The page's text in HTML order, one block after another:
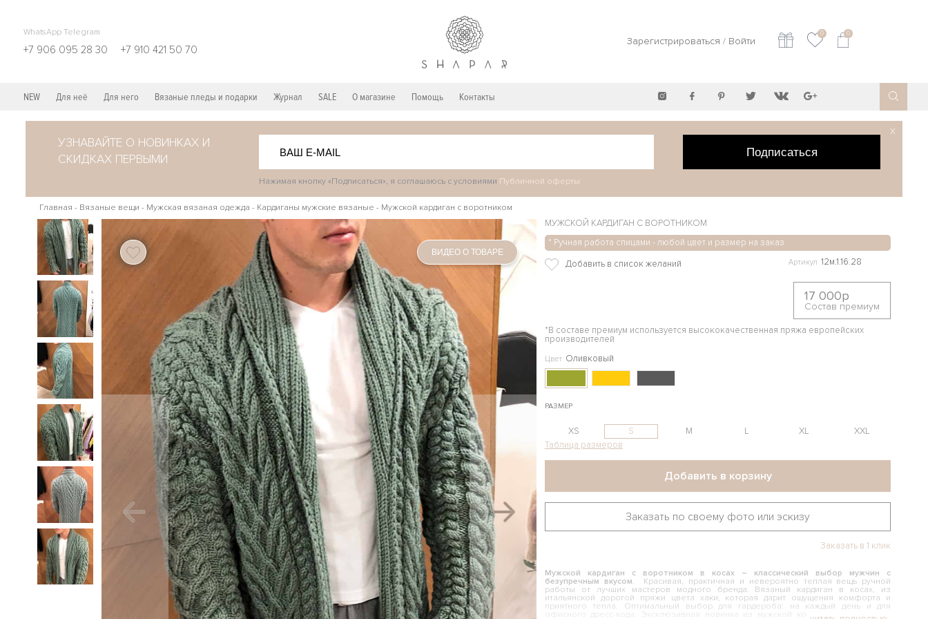
WhatsApp Telegram
+7 906 095 28 30 +7 910 421 50 70
Зарегистрироваться / Войти
0 0
NEW Для неё Для него Вязаные пледы и подарки Журнал SALE О магазине Помощь Контакты
УЗНАВАЙТЕ О НОВИНКАХ И
СКИДКАХ ПЕРВЫМИ
Подписаться
X
Нажимая кнопку «Подписаться», я соглашаюсь с условиями Публичной оферты
Главная - Вязаные вещи - Мужская вязаная одежда - Кардиганы мужские вязаные - Мужской кардиган с воротником
121 ВИДЕО О ТОВАРЕ
МУЖСКОЙ КАРДИГАН С ВОРОТНИКОМ
* Ручная работа спицами - любой цвет и размер на заказ
Артикул 12м.1.16.28
17 000р
Состав премиум
*В составе премиум используется высококачественная пряжа европейских
производителей
Цвет Оливковый
РАЗМЕР
XS S M L XL
XXL
Таблица размеров
Добавить в корзину
Заказать по своему фото или эскизу
Заказать в 1 клик
Мужской кардиган с воротником в косах – классический выбор мужчин с
безупречным вкусом. Красивая, практичная и невероятно теплая вещь ручной
работы от лучших мастеров модного бренда. Вязаный кардиган в косах, из
итальянской дорогой пряжи цвета хаки, которая дарит ощущения комфорта и
приятного тепла. Оптимальный выбор для гардероба: на каждый день и для
офисного дресс-кода. Эксклюзивная новинка из мужской коллекции кардиганов